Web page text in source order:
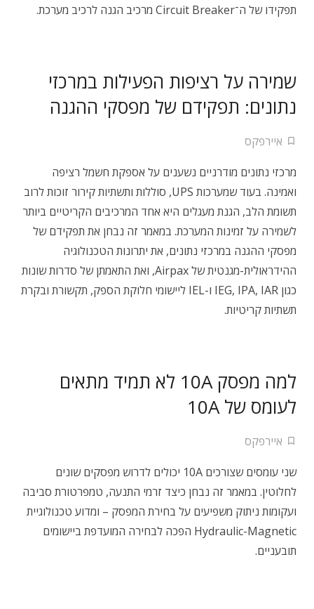
תפקידו של ה־Circuit Breaker מרכיב הגנה לרכיב מערכת.
שמירה על רציפות הפעילות במרכזי
נתונים: תפקידם של מפסקי ההגנה
איירפקס
מרכזי נתונים מודרניים נשענים על אספקת חשמל רציפה
ואמינה. בעוד שמערכות UPS, סוללות ותשתיות קירור זוכות לרוב
תשומת הלב, הגנת מעגלים היא אחד המרכיבים הקריטיים ביותר
לשמירה על זמינות המערכת. במאמר זה נבחן את תפקידם של
מפסקי ההגנה במרכזי נתונים, את יתרונות הטכנולוגיה
ההידראולית-מגנטית של Airpax, ואת התאמתן של סדרות שונות
כגון IEG, IPA, IAR ו-IEL ליישומי חלוקת הספק, תקשורת ובקרת
תשתיות קריטיות.
למה מפסק 10A לא תמיד מתאים
לעומס של 10A
איירפקס
שני עומסים שצורכים 10A יכולים לדרוש מפסקים שונים
לחלוטין. במאמר זה נבחן כיצד זרמי התנעה, טמפרטורת סביבה
ועקומות ניתוק משפיעים על בחירת המפסק – ומדוע טכנולוגיית
Hydraulic-Magnetic הפכה לבחירה המועדפת ביישומים
תובעניים.